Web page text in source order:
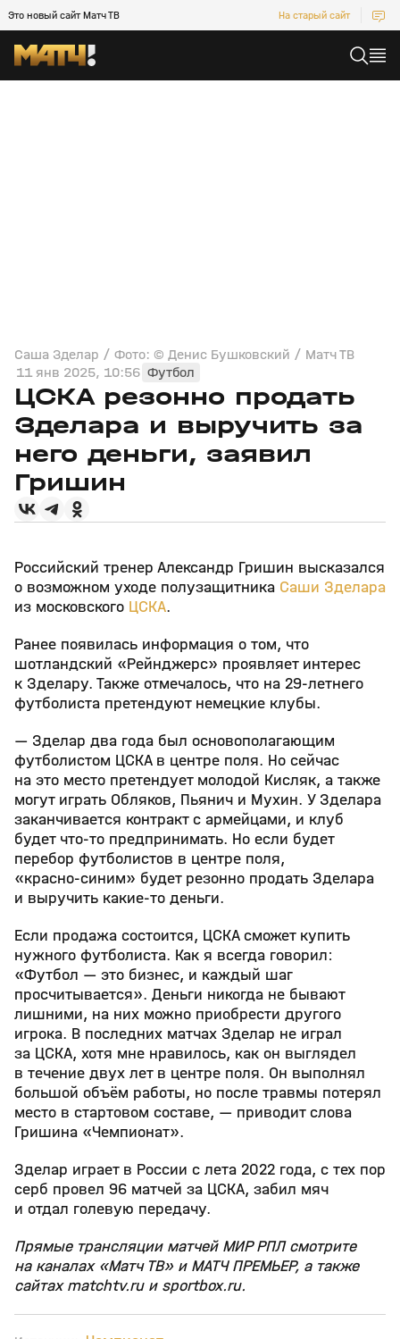
Это новый сайт Матч ТВ На старый сайт
Саша Зделар / Фото: © Денис Бушковский / Матч ТВ
11 янв 2025, 10:56 Футбол
ЦСКА резонно продать
Зделара и выручить за
него деньги, заявил
Гришин
Российский тренер Александр Гришин высказался
о возможном уходе полузащитника Саши Зделара
из московского ЦСКА.
Ранее появилась информация о том, что
шотландский «Рейнджерс» проявляет интерес
к Зделару. Также отмечалось, что на 29‑летнего
футболиста претендуют немецкие клубы.
— Зделар два года был основополагающим
футболистом ЦСКА в центре поля. Но сейчас
на это место претендует молодой Кисляк, а также
могут играть Обляков, Пьянич и Мухин. У Зделара
заканчивается контракт с армейцами, и клуб
будет что‑то предпринимать. Но если будет
перебор футболистов в центре поля,
«красно‑синим» будет резонно продать Зделара
и выручить какие‑то деньги.
Если продажа состоится, ЦСКА сможет купить
нужного футболиста. Как я всегда говорил:
«Футбол — это бизнес, и каждый шаг
просчитывается». Деньги никогда не бывают
лишними, на них можно приобрести другого
игрока. В последних матчах Зделар не играл
за ЦСКА, хотя мне нравилось, как он выглядел
в течение двух лет в центре поля. Он выполнял
большой объём работы, но после травмы потерял
место в стартовом составе, — приводит слова
Гришина «Чемпионат».
Зделар играет в России с лета 2022 года, с тех пор
серб провел 96 матчей за ЦСКА, забил мяч
и отдал голевую передачу.
Прямые трансляции матчей МИР РПЛ смотрите
на каналах «Матч ТВ» и МАТЧ ПРЕМЬЕР, а также
сайтах matchtv.ru и sportbox.ru.